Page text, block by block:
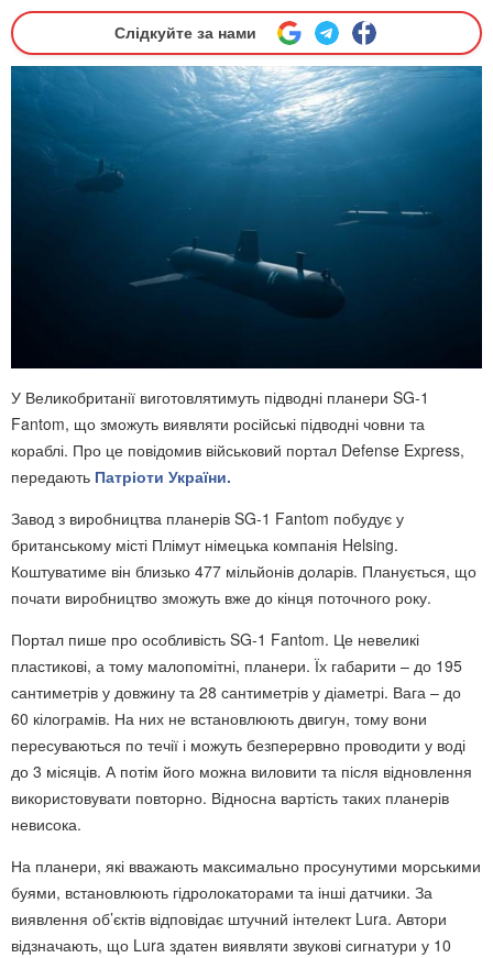
Слідкуйте за нами
У Великобританії виготовлятимуть підводні планери SG-1
Fantom, що зможуть виявляти російські підводні човни та
кораблі. Про це повідомив військовий портал Defense Express,
передають Патріоти України.
Завод з виробництва планерів SG-1 Fantom побудує у
британському місті Плімут німецька компанія Helsing.
Коштуватиме він близько 477 мільйонів доларів. Планується, що
почати виробництво зможуть вже до кінця поточного року.
Портал пише про особливість SG-1 Fantom. Це невеликі
пластикові, а тому малопомітні, планери. Їх габарити – до 195
сантиметрів у довжину та 28 сантиметрів у діаметрі. Вага – до
60 кілограмів. На них не встановлюють двигун, тому вони
пересуваються по течії і можуть безперервно проводити у воді
до 3 місяців. А потім його можна виловити та після відновлення
використовувати повторно. Відносна вартість таких планерів
невисока.
На планери, які вважають максимально просунутими морськими
буями, встановлюють гідролокаторами та інші датчики. За
виявлення об’єктів відповідає штучний інтелект Lura. Автори
відзначають, що Lura здатен виявляти звукові сигнатури у 10